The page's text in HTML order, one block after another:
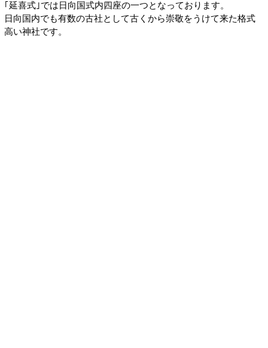
｢延喜式｣では日向国式内四座の一つとなっております。
日向国内でも有数の古社として古くから崇敬をうけて来た格式
高い神社です。